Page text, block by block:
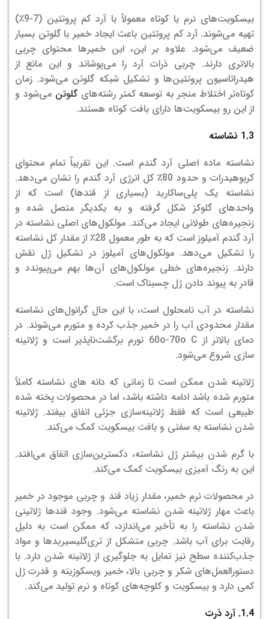
بیسکویت‌های نرم یا کوتاه معمولاً با آرد کم پروتئین (7-9٪)
تهیه می‌شوند. آرد کم پروتئین باعث ایجاد خمیر با گلوتن بسیار
ضعیف می‌شود. علاوه بر این، این خمیرها محتوای چربی
بالاتری دارند. چربی ذرات آرد را می‌پوشاند و این مانع از
هیدراتاسیون پروتئین‌ها و تشکیل شبکه گلوتن می‌شود. زمان
کوتاه‌تر اختلاط منجر به توسعه کمتر رشته‌هایگلوتن می‌شود و
از این رو بیسکویت‌ها دارای بافت کوتاه هستند.
1.3 نشاسته
نشاسته ماده اصلی آرد گندم است. این تقریباً تمام محتوای
کربوهیدرات و حدود 80٪ کل انرژی آرد گندم را نشان می‌دهد.
نشاسته یک پلی‌ساکارید (بسیاری از قندها) است که از
واحدهای گلوکز شکل گرفته و به یکدیگر متصل شده و
زنجیره‌های طولانی ایجاد می‌کند. مولکول‌های اصلی نشاسته در
آرد گندم آمیلوز است که به طور معمول 28٪ از مقدار کل نشاسته
را تشکیل می‌دهد. مولکول‌های آمیلوز در تشکیل ژل نقش
دارند. زنجیره‌های خطی مولکول‌های آن‌ها بهم می‌پیوندد و
قادر به پیوند دادن ژل چسبناک است.
نشاسته در آب نامحلول است، با این حال گرانول‌های نشاسته
مقدار محدودی آب را در خمیر جذب کرده و متورم می‌شوند. در
دمای بالاتر از 60o-70o C تورم برگشت‌ناپذیر است و ژلاتینه
سازی شروع می‌شود.
ژلاتینه شدن ممکن است تا زمانی که دانه های نشاسته کاملاً
متورم شده باشد ادامه داشته باشد، اما در محصولات پخته شده
طبیعی است که فقط ژلاتینه‌سازی جزئی اتفاق بیفتد. ژلاتینه
شدن نشاسته به سفتی و بافت بیسکویت کمک می‌کند.
با گرم شدن بیشتر ژل نشاسته، دکسترین‌سازی اتفاق می‌افتد.
این به رنگ آمیزی بیسکویت کمک می‌کند.
در محصولات نرم خمیر، مقدار زیاد قند و چربی موجود در خمیر
باعث مهار ژلاتینه شدن نشاسته می‌شود. وجود قندها ژلاتینی
شدن نشاسته را به تأخیر می‌اندازد، که ممکن است به دلیل
رقابت برای آب باشد. چربی متشکل از تری‌گلیسیریدها و مواد
جذب‌کننده سطح نیز تمایل به جلوگیری از ژلاتینه شدن دارد. با
دستورالعمل‌های شکر و چربی بالا، خمیر ویسکوزیته و قدرت ژل
کمی دارد و بیسکویت و کلوچه‌های کوتاه و نرم تولید می‌کند.
1.4. آرد ذرت